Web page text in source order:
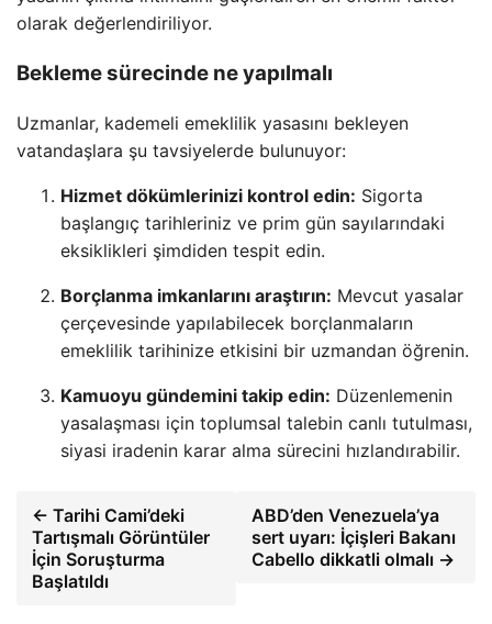
olarak değerlendiriliyor.
Bekleme sürecinde ne yapılmalı
Uzmanlar, kademeli emeklilik yasasını bekleyen
vatandaşlara şu tavsiyelerde bulunuyor:
Hizmet dökümlerinizi kontrol edin: Sigorta
başlangıç tarihleriniz ve prim gün sayılarındaki
eksiklikleri şimdiden tespit edin.
Borçlanma imkanlarını araştırın: Mevcut yasalar
çerçevesinde yapılabilecek borçlanmaların
emeklilik tarihinize etkisini bir uzmandan öğrenin.
Kamuoyu gündemini takip edin: Düzenlemenin
yasalaşması için toplumsal talebin canlı tutulması,
siyasi iradenin karar alma sürecini hızlandırabilir.
← Tarihi Cami’deki
Tartışmalı Görüntüler
İçin Soruşturma
Başlatıldı
ABD’den Venezuela’ya
sert uyarı: İçişleri Bakanı
Cabello dikkatli olmalı →